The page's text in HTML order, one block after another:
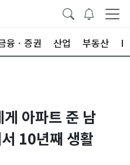
융ㆍ증권 산업 부동산
아파트 준 남
10년째 생활